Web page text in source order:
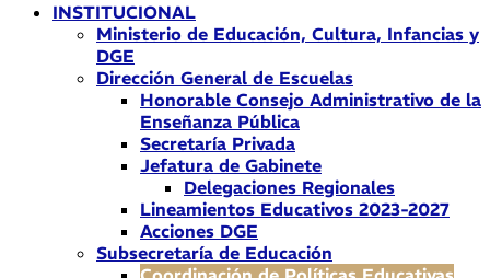
INSTITUCIONAL
Ministerio de Educación, Cultura, Infancias y
DGE
Dirección General de Escuelas
Honorable Consejo Administrativo de la
Enseñanza Pública
Secretaría Privada
Jefatura de Gabinete
Delegaciones Regionales
Lineamientos Educativos 2023-2027
Acciones DGE
Subsecretaría de Educación